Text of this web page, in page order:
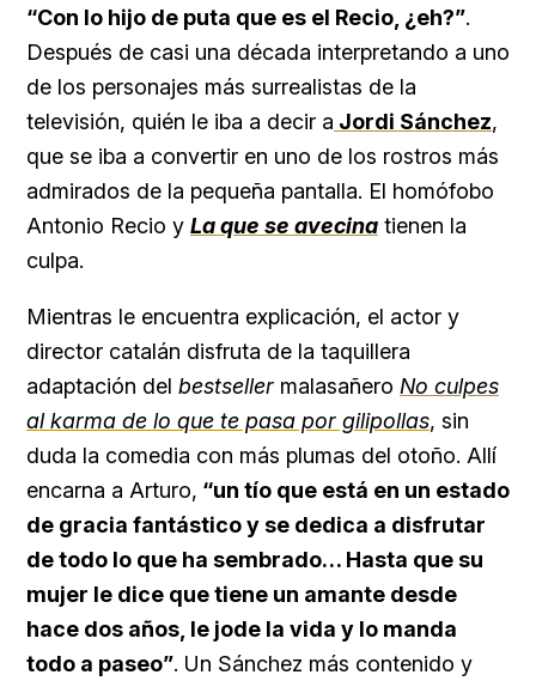
“Con lo hijo de puta que es el Recio, ¿eh?”.
Después de casi una década interpretando a uno
de los personajes más surrealistas de la
televisión, quién le iba a decir a Jordi Sánchez,
que se iba a convertir en uno de los rostros más
admirados de la pequeña pantalla. El homófobo
Antonio Recio y La que se avecina tienen la
culpa.
Mientras le encuentra explicación, el actor y
director catalán disfruta de la taquillera
adaptación del bestseller malasañero No culpes
al karma de lo que te pasa por gilipollas, sin
duda la comedia con más plumas del otoño. Allí
encarna a Arturo, “un tío que está en un estado
de gracia fantástico y se dedica a disfrutar
de todo lo que ha sembrado… Hasta que su
mujer le dice que tiene un amante desde
hace dos años, le jode la vida y lo manda
todo a paseo”. Un Sánchez más contenido y